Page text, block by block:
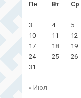
Пн
Вт Ср
3
4 5
10
11 12
17
18 19
24
25 26
31
« Июл